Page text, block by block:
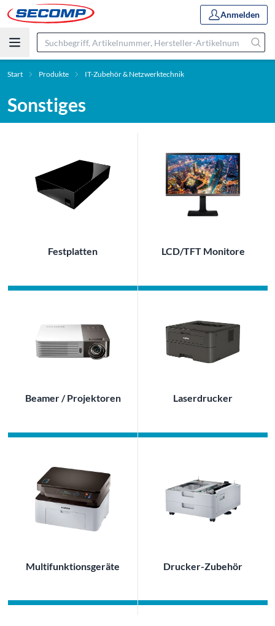
Anmelden
Start Produkte IT-Zubehör & Netzwerktechnik
Sonstiges
Festplatten LCD/TFT Monitore
Beamer / Projektoren Laserdrucker
Multifunktionsgeräte Drucker-Zubehör